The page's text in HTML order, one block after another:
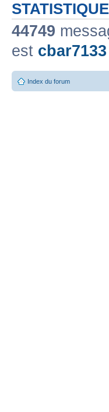
44749
est cbar7133
Index du forum